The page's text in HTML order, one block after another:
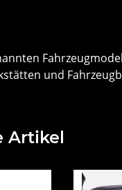
und
Artikel